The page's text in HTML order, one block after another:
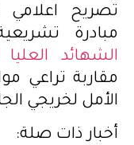
تصريح
مبادرة
الشهائد
مقاربة تراعي
الأمل لخريجي
أخبار ذات صلة: